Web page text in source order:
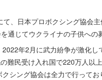
、日本プロボクシング協会
通じてウクライナの子供への
年2月に武力紛争が激化
難民受け入れ国で220万人以
シング協会は全力で行ってお